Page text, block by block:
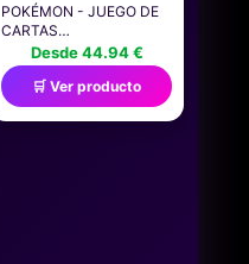
POKÉMON - JUEGO DE
CARTAS
COLECCIONABLES:
MAZO DE BATALLA LIGA
MEGA-LUCARIO-EX (1
BARAJA DE 60 CARTAS
INMEDIATAMENTE
Desde 44.94 €
🛒 Ver producto